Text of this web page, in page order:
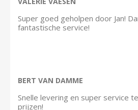
Super goed geholpen door Jan!
fantastische service!
BERT VAN DAMME
Snelle levering en super service
prijzen!